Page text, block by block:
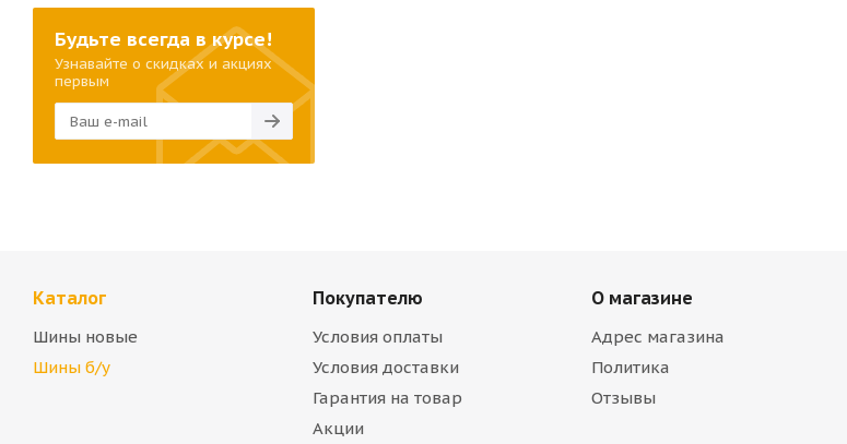
Будьте всегда в курсе!
Узнавайте о скидках и акциях
первым
Каталог
Шины новые
Шины б/у
Покупателю
Условия оплаты
Условия доставки
Гарантия на товар
Акции
О магазине
Адрес магазина
Политика
Отзывы